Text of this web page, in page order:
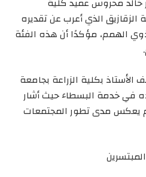
الزقازيق الذي أعرب عن تقديره
الهمم، مؤكدًا أن هذه الفئة
بكلية الزراعة بجامعة
في خدمة البسطاء حيث أشار
يعكس مدى تطور المجتمعات